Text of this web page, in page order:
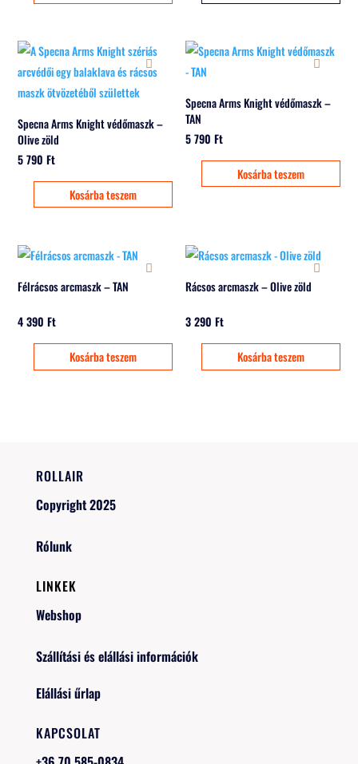
Specna Arms Knight védőmaszk –
Olive zöld
5 790Ft
Kosárba teszem
Specna Arms Knight védőmaszk –
TAN
5 790Ft
Kosárba teszem
Félrácsos arcmaszk – TAN
4 390Ft
Kosárba teszem
Rácsos arcmaszk – Olive zöld
3 290Ft
Kosárba teszem
ROLLAIR
Copyright 2025
Rólunk
LINKEK
Webshop
Szállítási és elállási információk
Elállási űrlap
KAPCSOLAT